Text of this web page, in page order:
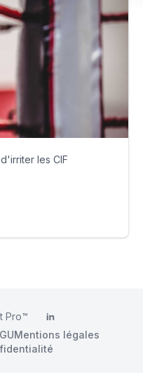
les CIF
Pro™ LinkedIn
Mentions légales